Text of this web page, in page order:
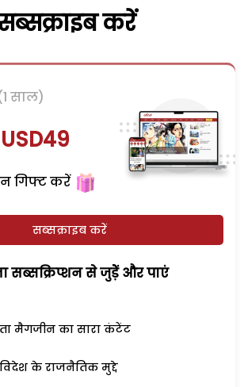
करें
साल)
USD49
गिफ्ट करें
सब्सक्राइब करें
सब्सक्रिप्शन से जुड़ेें और पाएं
मैगजीन का सारा कंटेंट
के राजनैतिक मुद्दे